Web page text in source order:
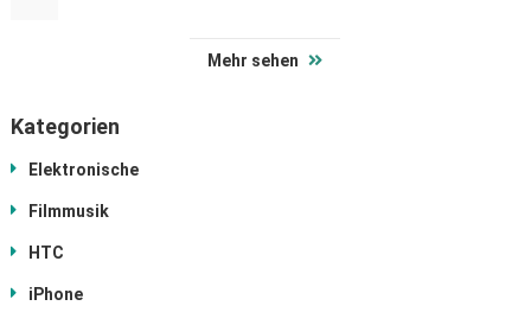
Mehr sehen
Kategorien
Elektronische
Filmmusik
HTC
iPhone